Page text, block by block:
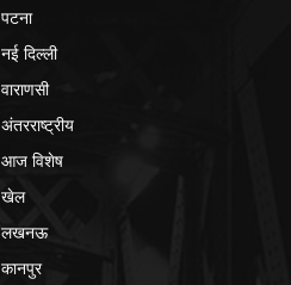
पटना
नई दिल्ली
वाराणसी
अंतरराष्ट्रीय
आज विशेष
खेल
लखनऊ
कानपुर